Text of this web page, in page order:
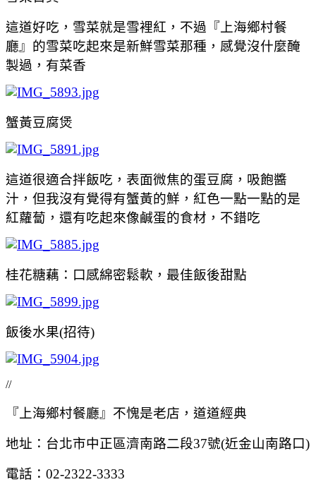
這道好吃，雪菜就是雪裡紅，不過『上海鄉村餐
廳』的雪菜吃起來是新鮮雪菜那種，感覺沒什麼醃
製過，有菜香
蟹黃豆腐煲
這道很適合拌飯吃，表面微焦的蛋豆腐，吸飽醬
汁，但我沒有覺得有蟹黃的鮮，紅色一點一點的是
紅蘿蔔，還有吃起來像鹹蛋的食材，不錯吃
桂花糖藕：口感綿密鬆軟，最佳飯後甜點
飯後水果(招待)
//
『上海鄉村餐廳』不愧是老店，道道經典
地址：台北市中正區濟南路二段37號(近金山南路口)
電話：02-2322-3333